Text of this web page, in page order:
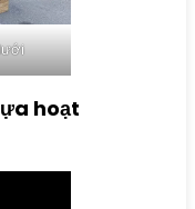
hoạt